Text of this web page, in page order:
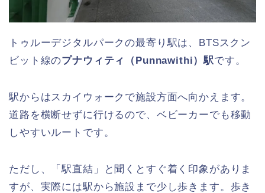
トゥルーデジタルパークの最寄り駅は、BTSスクン
ビット線のプナウィティ（Punnawithi）駅です。
駅からはスカイウォークで施設方面へ向かえます。
道路を横断せずに行けるので、ベビーカーでも移動
しやすいルートです。
ただし、「駅直結」と聞くとすぐ着く印象がありま
すが、実際には駅から施設まで少し歩きます。歩き